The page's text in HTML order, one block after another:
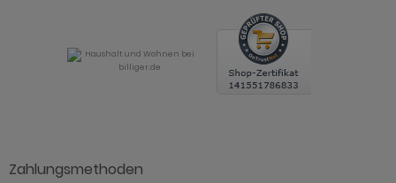
Zahlungsmethoden